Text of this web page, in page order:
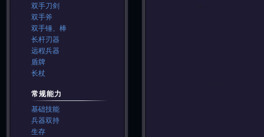
双手刀剑
双手斧
双手锤、棒
长杆刃器
远程兵器
盾牌
长杖
常规能力
基础技能
兵器双持
生存